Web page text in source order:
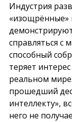
Индустрия
«изощрённые»
справляться с
способный
теряет
реальном
прошедший
интеллекту»,
него не